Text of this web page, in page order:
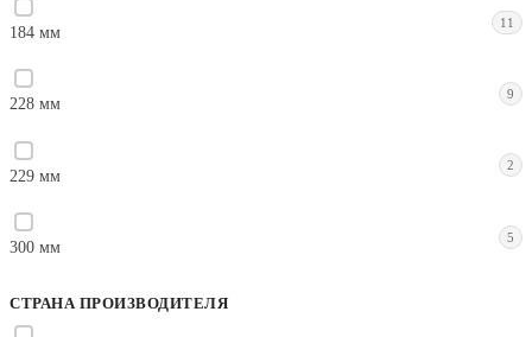
184 мм
11
228 мм
9
229 мм
2
300 мм
5
СТРАНА ПРОИЗВОДИТЕЛЯ